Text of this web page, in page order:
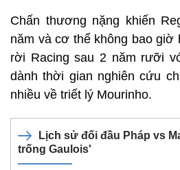
Chấn thương nặng khiến
năm và cơ thể không bao giờ
rời Racing sau 2 năm rưỡi
dành thời gian nghiên cứu
nhiều về triết lý Mourinho.
Lịch sử đối đầu Pháp vs
trống Gaulois'